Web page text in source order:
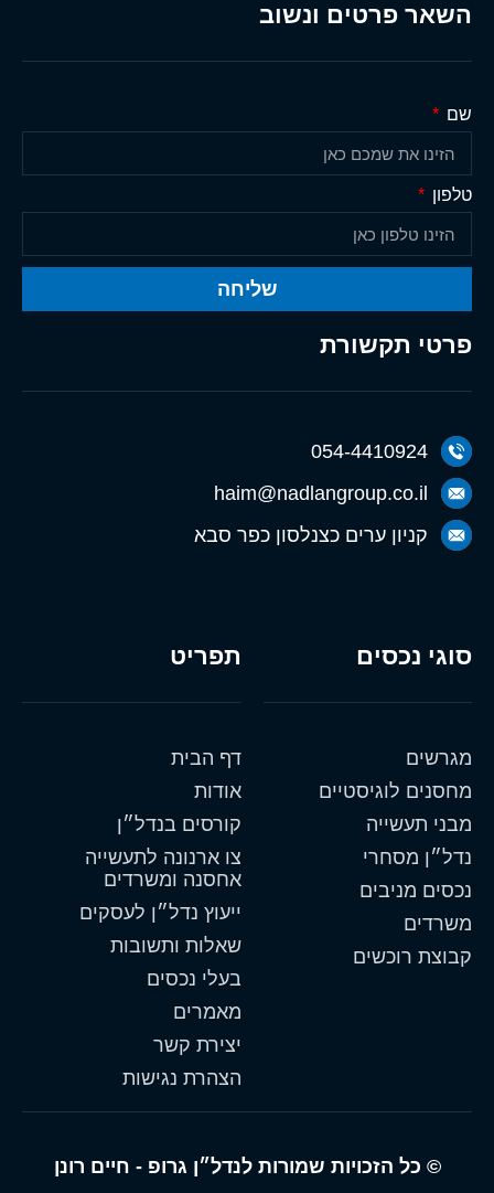
תפריט
דף הבית
אודות
קורסים בנדל״ן
צו ארנונה לתעשייה
אחסנה ומשרדים
ייעוץ נדל״ן לעסקים
שאלות ותשובות
בעלי נכסים
מאמרים
יצירת קשר
הצהרת נגישות
סוגי נכסים
מגרשים
מחסנים לוגיסטיים
מבני תעשייה
נדל״ן מסחרי
נכסים מניבים
משרדים
קבוצת רוכשים
פרטי תקשורת
054-4410924
haim@nadlangroup.co.il
קניון ערים כצנלסון כפר סבא
השאר פרטים ונשוב
שם
טלפון
שליחה
© כל הזכויות שמורות לנדל״ן גרופ - חיים רונן